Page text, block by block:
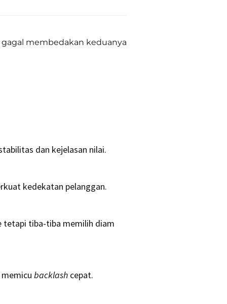
membedakan keduanya
dan kejelasan nilai.
kedekatan pelanggan.
tetapi tiba-tiba memilih diam
backlash cepat.